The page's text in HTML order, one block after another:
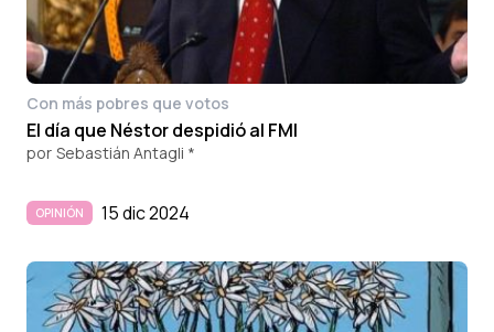
Con más pobres que votos
El día que Néstor despidió al FMI
por Sebastián Antagli *
OPINIÓN 15 dic 2024